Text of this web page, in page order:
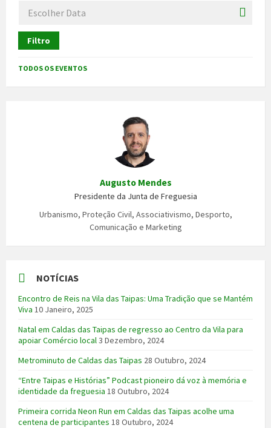
Filtro
TODOS OS EVENTOS
Augusto Mendes
Presidente da Junta de Freguesia
Urbanismo, Proteção Civil, Associativismo, Desporto,
Comunicação e Marketing
NOTÍCIAS
Encontro de Reis na Vila das Taipas: Uma Tradição que se Mantém
Viva 10 Janeiro, 2025
Natal em Caldas das Taipas de regresso ao Centro da Vila para
apoiar Comércio local3 Dezembro, 2024
Metrominuto de Caldas das Taipas 28 Outubro, 2024
“Entre Taipas e Histórias” Podcast pioneiro dá voz à memória e
identidade da freguesia 18 Outubro, 2024
Primeira corrida Neon Run em Caldas das Taipas acolhe uma
centena de participantes 18 Outubro, 2024